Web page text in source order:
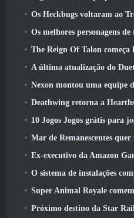
Os Heckbugs voltaram ao Trove
Os melhores personagens de
The Reign Of Talon começa hoje com o
A última atualização do Duet
Nexon montou uma equipe de desenvolvimento de
Deathwing retorna a Hearthstone
10 Jogos Jogos grátis para jogar que você pode ter
Mar de Remanescentes quer
Ex-executivo da Amazon Games
O sistema de instalações
Super Animal Royale comemora o ano novo
Próximo destino da Star